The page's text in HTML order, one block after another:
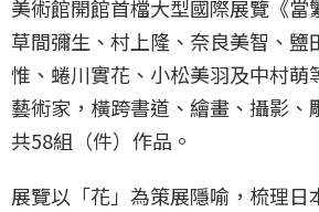
美術館開館首檔大型國際展覽《當
草間彌生、村上隆、奈良美智、鹽
惟、蜷川實花、小松美羽及中村萌
藝術家，橫跨書道、繪畫、攝影、
共58組（件）作品。
展覽以「花」為策展隱喻，梳理日